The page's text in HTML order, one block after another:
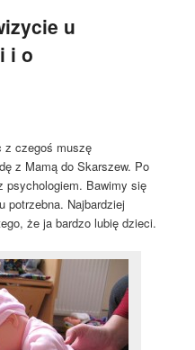
u
i o
z czegoś muszę
z Mamą do Skarszew. Po
psychologiem. Bawimy się
potrzebna. Najbardziej
że ja bardzo lubię dzieci.